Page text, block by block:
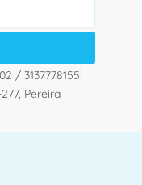
/ 3137778155
Pereira